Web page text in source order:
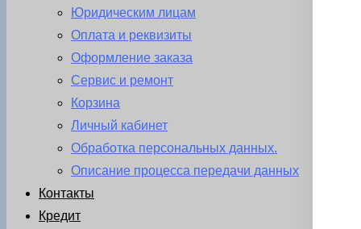
Юридическим лицам
Оплата и реквизиты
Оформление заказа
Сервис и ремонт
Корзина
Личный кабинет
Обработка персональных данных.
Описание процесса передачи данных
Контакты
Кредит